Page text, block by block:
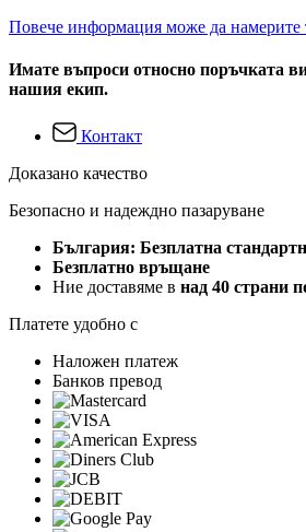
Повече информация може да намерите
Имате въпроси относно поръчката
нашия екип.
Контакт
Доказано качество
Безопасно и надеждно пазаруване
България: Безплатна
Безплатно връщане
Ние доставяме в над 40 страни
Платете удобно с
Наложен платеж
Банков превод